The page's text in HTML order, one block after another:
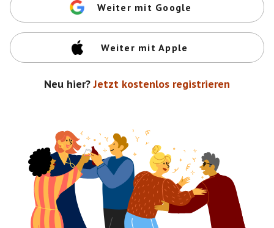
Weiter mit Google
Weiter mit Apple
Neu hier? Jetzt kostenlos registrieren